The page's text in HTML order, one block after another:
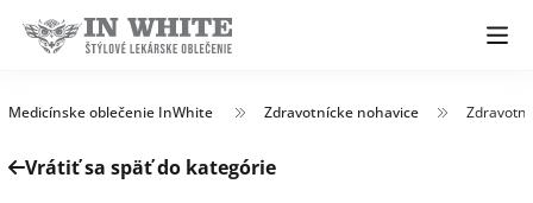
Medicínske oblečenie InWhite Zdravotnícke nohavice
Vrátiť sa späť do kategórie